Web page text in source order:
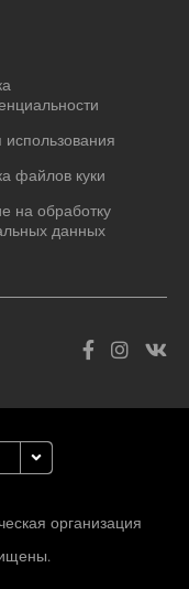
использования
файлов куки
на обработку
данных
организация